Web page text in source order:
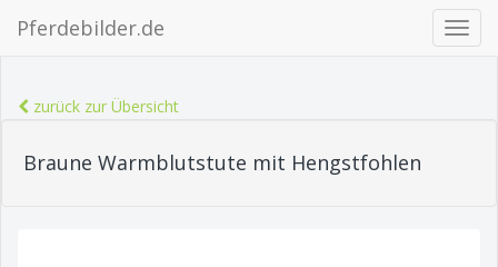
Pferdebilder.de
zurück zur Übersicht
Braune Warmblutstute mit Hengstfohlen